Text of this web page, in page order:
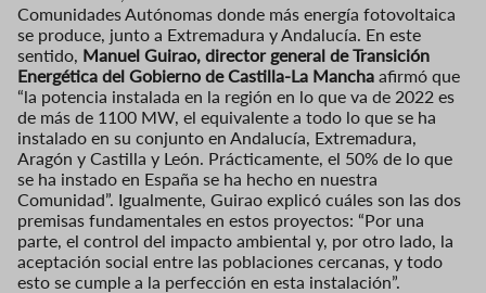
Comunidades Autónomas donde más energía fotovoltaica
se produce, junto a Extremadura y Andalucía. En este
sentido, Manuel Guirao, director general de Transición
Energética del Gobierno de Castilla-La Mancha afirmó que
“la potencia instalada en la región en lo que va de 2022 es
de más de 1100 MW, el equivalente a todo lo que se ha
instalado en su conjunto en Andalucía, Extremadura,
Aragón y Castilla y León. Prácticamente, el 50% de lo que
se ha instado en España se ha hecho en nuestra
Comunidad”. Igualmente, Guirao explicó cuáles son las dos
premisas fundamentales en estos proyectos: “Por una
parte, el control del impacto ambiental y, por otro lado, la
aceptación social entre las poblaciones cercanas, y todo
esto se cumple a la perfección en esta instalación”.